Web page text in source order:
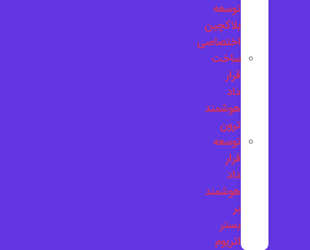
توسعه
بلاکچین
اختصاصی
ساخت
قرار
داد
هوشمند
ترون
توسعه
قرار
داد
هوشمند
بر
بستر
اتریوم